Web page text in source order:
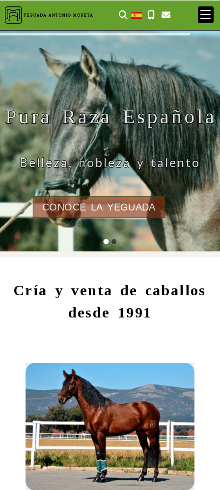
Pura Raza Española
Belleza, nobleza y talento
CONOCE LA YEGUADA
Cría y venta de caballos
desde 1991